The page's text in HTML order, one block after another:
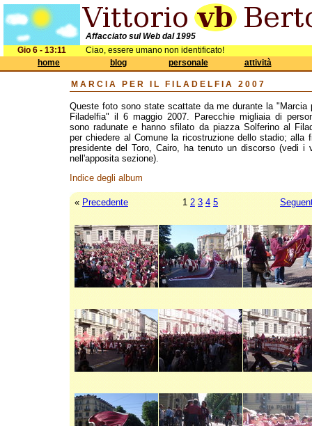
Affacciato sul Web dal 1995
Gio 6 - 13:11
Ciao, essere umano non identificato!
home
blog personale attività
MARCIA PER IL FILADELFIA 2007
Queste foto sono state scattate da me durante la "Marcia
Filadelfia" il 6 maggio 2007. Parecchie migliaia di
sono radunate e hanno sfilato da piazza Solferino al
per chiedere al Comune la ricostruzione dello stadio; alla
presidente del Toro, Cairo, ha tenuto un discorso (vedi i
nell'apposita sezione).
Indice degli album
« Precedente 1 2 3 4 5